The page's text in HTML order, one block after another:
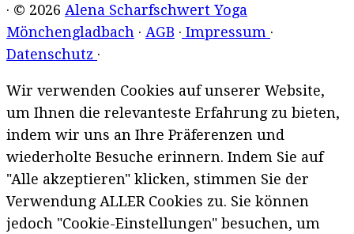
· © 2026 Alena Scharfschwert Yoga
Mönchengladbach · AGB · Impressum ·
Datenschutz ·
Wir verwenden Cookies auf unserer Website,
um Ihnen die relevanteste Erfahrung zu bieten,
indem wir uns an Ihre Präferenzen und
wiederholte Besuche erinnern. Indem Sie auf
"Alle akzeptieren" klicken, stimmen Sie der
Verwendung ALLER Cookies zu. Sie können
jedoch "Cookie-Einstellungen" besuchen, um